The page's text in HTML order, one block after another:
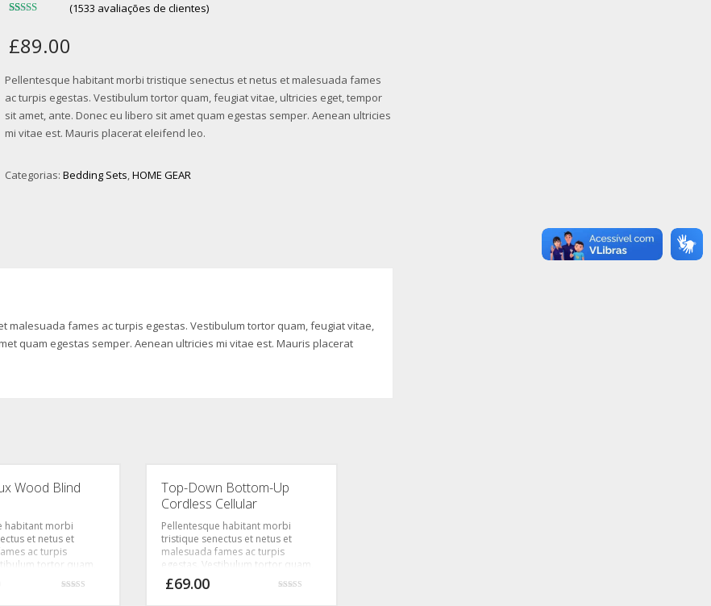
4.01de 5,
com
em
avaliações
de
clientes
(1533 avaliações de clientes)
£89.00
Pellentesque habitant morbi tristique senectus et netus et malesuada fames
ac turpis egestas. Vestibulum tortor quam, feugiat vitae, ultricies eget, tempor
sit amet, ante. Donec eu libero sit amet quam egestas semper. Aenean ultricies
mi vitae est. Mauris placerat eleifend leo.
Categorias: Bedding Sets,HOME GEAR
fames ac turpis egestas. Vestibulum tortor quam, feugiat vitae,
quam egestas semper. Aenean ultricies mi vitae est. Mauris placerat
Wood Blind
habitant morbi
et netus et
ac turpis
tortor quam,
ultricies eget, tempor
Donec eu libero sit
Top-Down Bottom-Up
Cordless Cellular
Pellentesque habitant morbi
tristique senectus et netus et
malesuada fames ac turpis
egestas. Vestibulum tortor quam,
feugiat vitae, ultricies eget, tempor
sit amet, ante. Donec eu libero sit
£69.00